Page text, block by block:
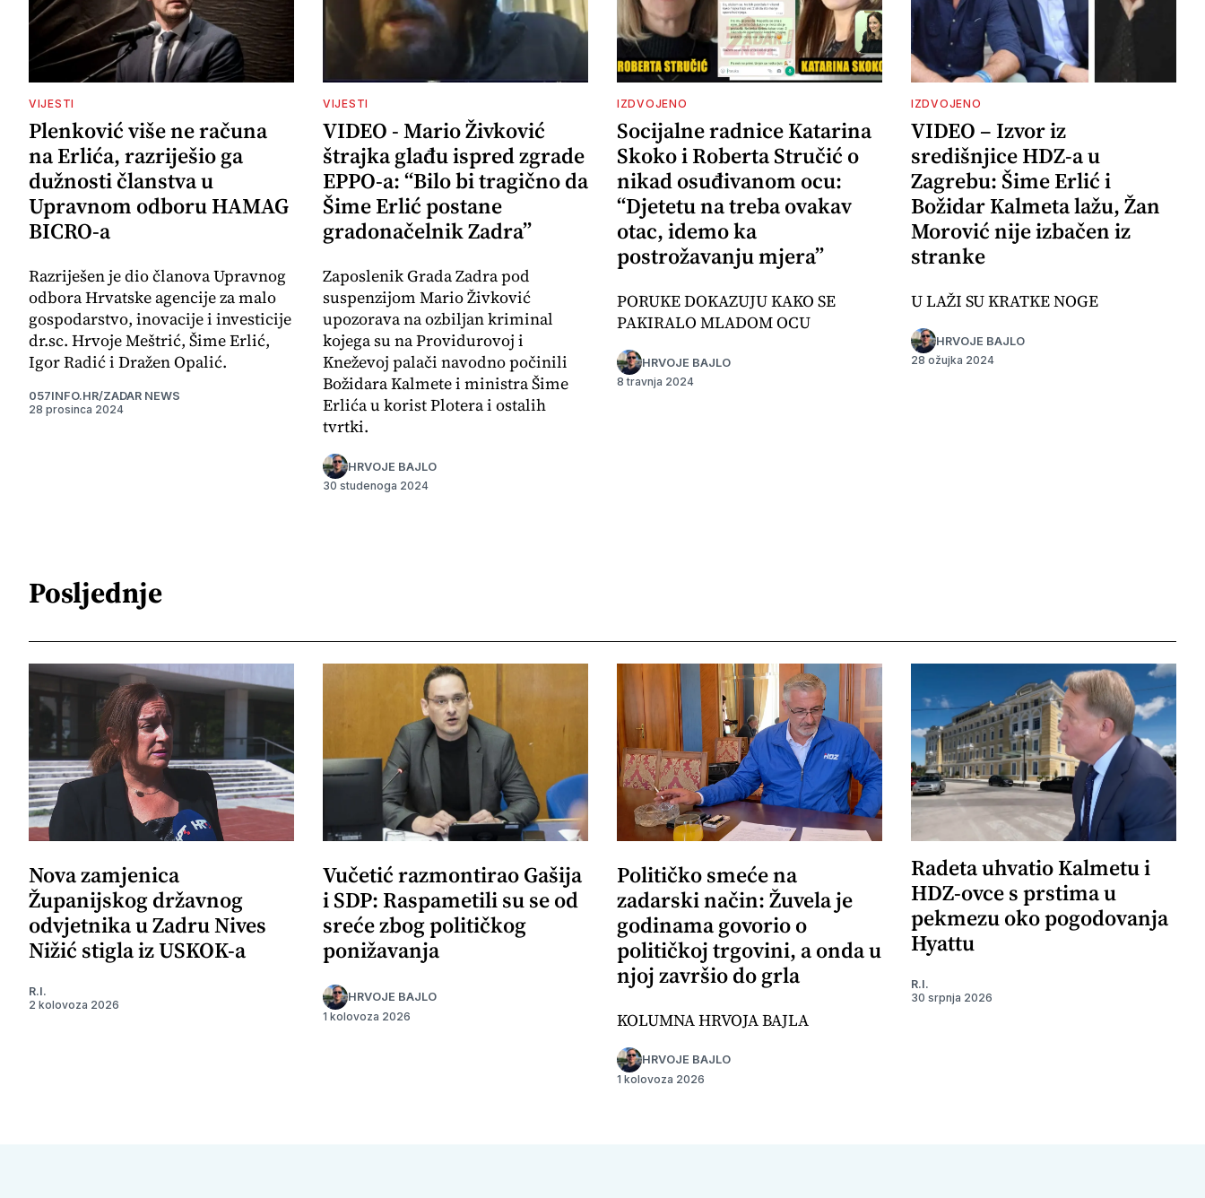
VIJESTI
Plenković više ne računa
na Erlića, razriješio ga
dužnosti članstva u
Upravnom odboru HAMAG
BICRO-a
Razriješen je dio članova Upravnog
odbora Hrvatske agencije za malo
gospodarstvo, inovacije i investicije
dr.sc. Hrvoje Meštrić, Šime Erlić,
Igor Radić i Dražen Opalić.
057INFO.HR/ZADAR NEWS
28 prosinca 2024
VIJESTI
VIDEO - Mario Živković
štrajka glađu ispred zgrade
EPPO-a: “Bilo bi tragično da
Šime Erlić postane
gradonačelnik Zadra”
Zaposlenik Grada Zadra pod
suspenzijom Mario Živković
upozorava na ozbiljan kriminal
kojega su na Providurovoj i
Kneževoj palači navodno počinili
Božidara Kalmete i ministra Šime
Erlića u korist Plotera i ostalih
tvrtki.
HRVOJE BAJLO
30 studenoga 2024
IZDVOJENO
Socijalne radnice Katarina
Skoko i Roberta Stručić o
nikad osuđivanom ocu:
“Djetetu na treba ovakav
otac, idemo ka
postrožavanju mjera”
PORUKE DOKAZUJU KAKO SE
PAKIRALO MLADOM OCU
HRVOJE BAJLO
8 travnja 2024
IZDVOJENO
VIDEO – Izvor iz
središnjice HDZ-a u
Zagrebu: Šime Erlić i
Božidar Kalmeta lažu, Žan
Morović nije izbačen iz
stranke
U LAŽI SU KRATKE NOGE
HRVOJE BAJLO
28 ožujka 2024
Posljednje
Nova zamjenica
Županijskog državnog
odvjetnika u Zadru Nives
Nižić stigla iz USKOK-a
R.I.
2 kolovoza 2026
Vučetić razmontirao Gašija
i SDP: Raspametili su se od
sreće zbog političkog
ponižavanja
HRVOJE BAJLO
1 kolovoza 2026
Političko smeće na
zadarski način: Žuvela je
godinama govorio o
političkoj trgovini, a onda u
njoj završio do grla
KOLUMNA HRVOJA BAJLA
HRVOJE BAJLO
1 kolovoza 2026
Radeta uhvatio Kalmetu i
HDZ-ovce s prstima u
pekmezu oko pogodovanja
Hyattu
R.I.
30 srpnja 2026